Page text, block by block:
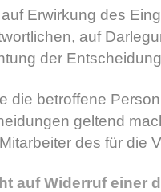
Erwirkung des
auf
der
die betroffene
geltend
des für die
auf Widerruf einer